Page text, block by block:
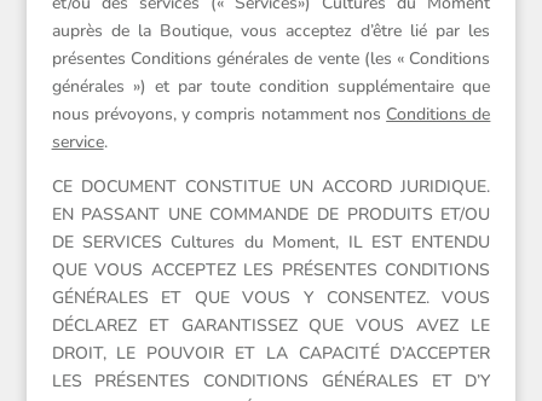
auprès de la Boutique, vous acceptez d’être lié par les
présentes Conditions générales de vente (les « Conditions
générales ») et par toute condition supplémentaire que
nous prévoyons, y compris notamment nos Conditions de
service.
CE DOCUMENT CONSTITUE UN ACCORD JURIDIQUE.
EN PASSANT UNE COMMANDE DE PRODUITS ET/OU
DE SERVICES Cultures du Moment, IL EST ENTENDU
QUE VOUS ACCEPTEZ LES PRÉSENTES CONDITIONS
GÉNÉRALES ET QUE VOUS Y CONSENTEZ. VOUS
DÉCLAREZ ET GARANTISSEZ QUE VOUS AVEZ LE
DROIT, LE POUVOIR ET LA CAPACITÉ D’ACCEPTER
LES PRÉSENTES CONDITIONS GÉNÉRALES ET D’Y